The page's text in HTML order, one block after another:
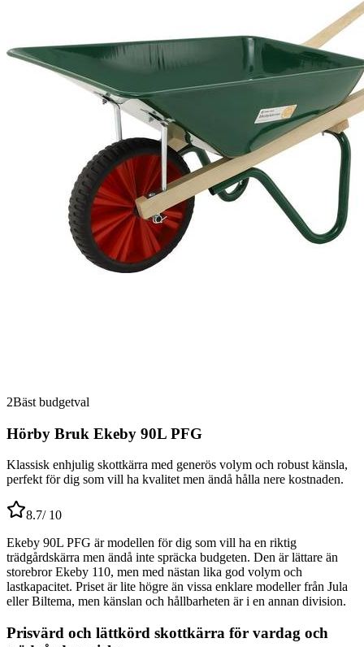
2Bäst budgetval
Hörby Bruk Ekeby 90L PFG
Klassisk enhjulig skottkärra med generös volym och robust känsla,
perfekt för dig som vill ha kvalitet men ändå hålla nere kostnaden.
8.7/ 10
Ekeby 90L PFG är modellen för dig som vill ha en riktig
trädgårdskärra men ändå inte spräcka budgeten. Den är lättare än
storebror Ekeby 110, men med nästan lika god volym och
lastkapacitet. Priset är lite högre än vissa enklare modeller från Jula
eller Biltema, men känslan och hållbarheten är i en annan division.
Prisvärd och lättkörd skottkärra för vardag och